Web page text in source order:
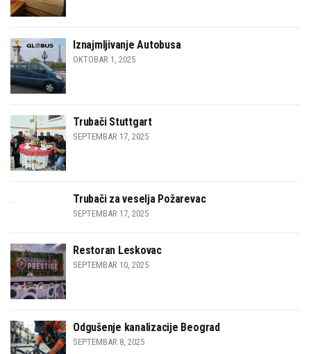
Iznajmljivanje Autobusa
OKTOBAR 1, 2025
Trubači Stuttgart
SEPTEMBAR 17, 2025
Trubači za veselja Požarevac
SEPTEMBAR 17, 2025
Restoran Leskovac
SEPTEMBAR 10, 2025
Odgušenje kanalizacije Beograd
SEPTEMBAR 8, 2025